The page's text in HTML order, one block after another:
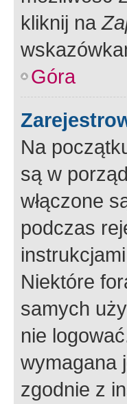
kliknij na
Góra
Na
są w
włączone
podczas
Niektóre
samych
nie
wymagana
zgodnie z